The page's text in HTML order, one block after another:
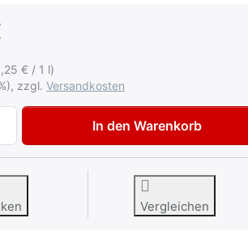
€ / 1 l)
zzgl. Versandkosten
ColorMatic Professional 1K
In den Warenkorb
Vergleichen